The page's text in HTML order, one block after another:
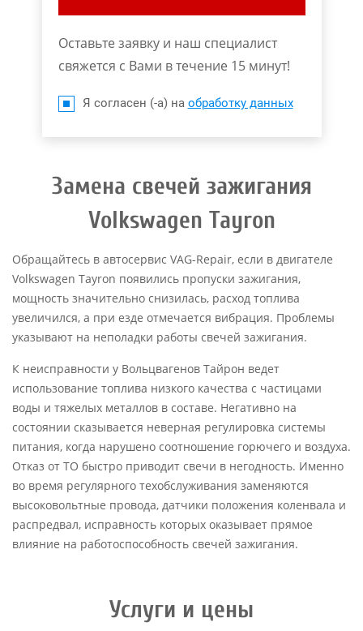
Оставьте заявку и наш специалист
свяжется с Вами в течение 15 минут!
Я согласен (-а) на обработку данных
Замена свечей зажигания
Volkswagen Tayron
Обращайтесь в автосервис VAG-Repair, если в двигателе
Volkswagen Tayron появились пропуски зажигания,
мощность значительно снизилась, расход топлива
увеличился, а при езде отмечается вибрация. Проблемы
указывают на неполадки работы свечей зажигания.
К неисправности у Вольцвагенов Тайрон ведет
использование топлива низкого качества с частицами
воды и тяжелых металлов в составе. Негативно на
состоянии сказывается неверная регулировка системы
питания, когда нарушено соотношение горючего и воздуха.
Отказ от ТО быстро приводит свечи в негодность. Именно
во время регулярного техобслуживания заменяются
высоковольтные провода, датчики положения коленвала и
распредвал, исправность которых оказывает прямое
влияние на работоспособность свечей зажигания.
Услуги и цены